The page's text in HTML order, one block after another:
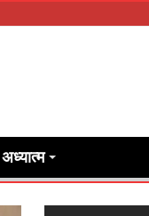
अध्यात्म